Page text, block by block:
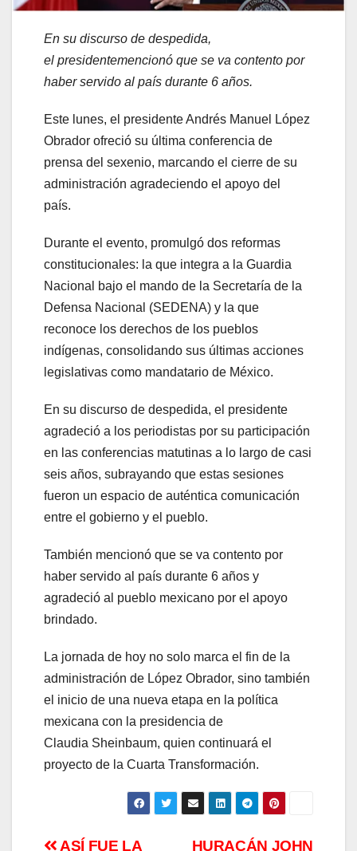
En su discurso de despedida,
el presidentemencionó que se va contento por
haber servido al país durante 6 años.
Este lunes, el presidente Andrés Manuel López
Obrador ofreció su última conferencia de
prensa del sexenio, marcando el cierre de su
administración agradeciendo el apoyo del
país.
Durante el evento, promulgó dos reformas
constitucionales: la que integra a la Guardia
Nacional bajo el mando de la Secretaría de la
Defensa Nacional (SEDENA) y la que
reconoce los derechos de los pueblos
indígenas, consolidando sus últimas acciones
legislativas como mandatario de México.
En su discurso de despedida, el presidente
agradeció a los periodistas por su participación
en las conferencias matutinas a lo largo de casi
seis años, subrayando que estas sesiones
fueron un espacio de auténtica comunicación
entre el gobierno y el pueblo.
También mencionó que se va contento por
haber servido al país durante 6 años y
agradeció al pueblo mexicano por el apoyo
brindado.
La jornada de hoy no solo marca el fin de la
administración de López Obrador, sino también
el inicio de una nueva etapa en la política
mexicana con la presidencia de
Claudia Sheinbaum, quien continuará el
proyecto de la Cuarta Transformación.
HURACÁN JOHN
ASÍ FUE LA